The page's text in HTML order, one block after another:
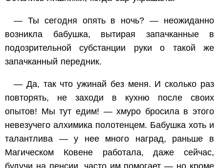
— Ты сегодня опять в ночь? — неожиданно
возникла бабушка, вытирая запачканные в
подозрительной субстанции руки о такой же
запачканный передник.
— Да, так что ужинай без меня. И сколько раз
повторять, не заходи в кухню после своих
опытов! Мы тут едим! — хмуро бросила в этого
невезучего алхимика полотенцем. Бабушка хоть и
талантлива — у нее много наград, раньше в
Магическом Ковене работала, даже сейчас,